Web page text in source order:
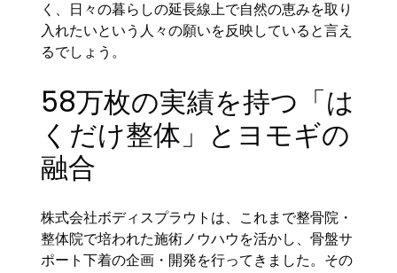
く、日々の暮らしの延長線上で自然の恵みを取り
入れたいという人々の願いを反映していると言え
るでしょう。
58万枚の実績を持つ「は
くだけ整体」とヨモギの
融合
株式会社ボディスプラウトは、これまで整骨院・
整体院で培われた施術ノウハウを活かし、骨盤サ
ポート下着の企画・開発を行ってきました。その